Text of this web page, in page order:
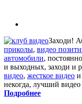
Заходи!
приколы, видео
автомобили,
и выходных, заходи и
видео, жесткое видео и
некогда, лучший видео
Подробнее